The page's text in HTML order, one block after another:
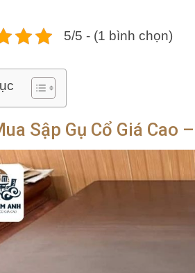
5/5 - (1 bình chọn)
Sập Gụ Cổ Giá Cao